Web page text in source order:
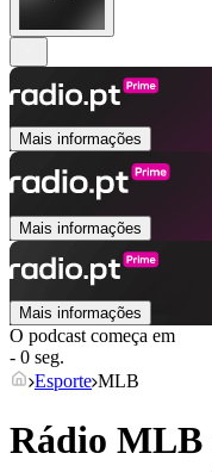
Mais informações
Mais informações
Mais informações
O podcast começa em
- 0 seg.
Esporte MLB
Rádio MLB